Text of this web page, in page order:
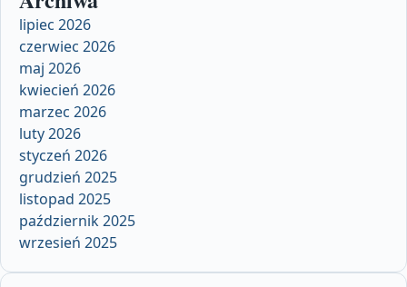
lipiec 2026
czerwiec 2026
maj 2026
kwiecień 2026
marzec 2026
luty 2026
styczeń 2026
grudzień 2025
listopad 2025
październik 2025
wrzesień 2025